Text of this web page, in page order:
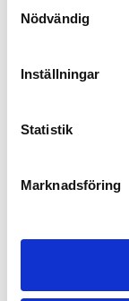
Nödvändig
Inställningar
Statistik
Marknadsföring